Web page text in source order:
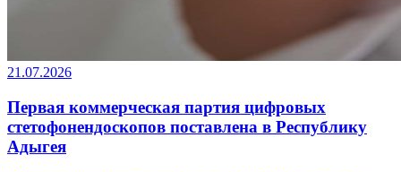
21.07.2026
Первая коммерческая партия цифровых
стетофонендоскопов поставлена в Республику
Адыгея